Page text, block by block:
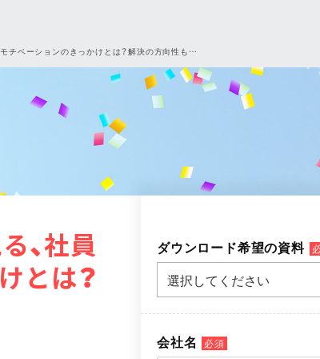
モチベーションのきっかけとは？解決の方向性も…
、社員
とは？
ダウンロード希望の資料
会社名 必須